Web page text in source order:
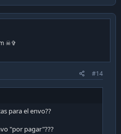
☠✞
#14
para el envo??
"por pagar"???